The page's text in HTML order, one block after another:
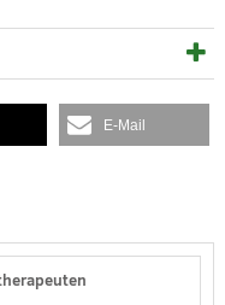
E-Mail